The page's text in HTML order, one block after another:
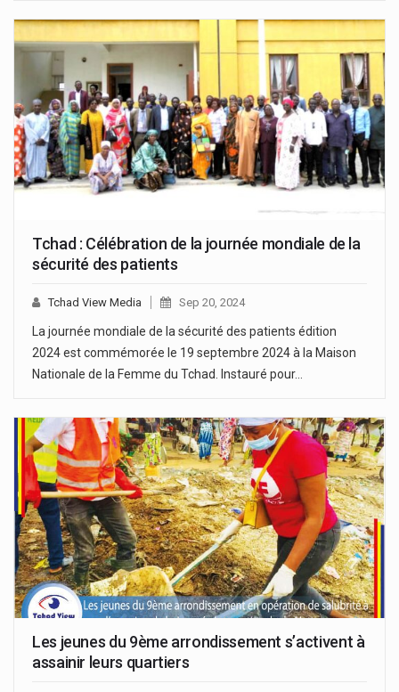
Tchad : Célébration de la journée mondiale de la
sécurité des patients
Tchad View Media Sep 20, 2024
La journée mondiale de la sécurité des patients édition
2024 est commémorée le 19 septembre 2024 à la Maison
Nationale de la Femme du Tchad. Instauré pour…
Les jeunes du 9ème arrondissement s’activent à
assainir leurs quartiers